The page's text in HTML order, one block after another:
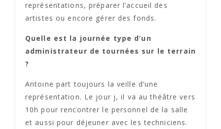
représentations, préparer l’accueil des
artistes ou encore gérer des fonds.
Quelle est la journée type d’un
administrateur de tournées sur le terrain
?
Antoine part toujours la veille d’une
représentation. Le jour j, il va au théâtre vers
10h pour rencontrer le personnel de la salle
et aussi pour déjeuner avec les techniciens.